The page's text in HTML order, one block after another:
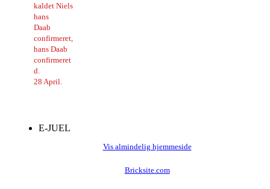
kaldet Niels
hans
Daab
confirmeret,
hans Daab
confirmeret
d.
28 April.
E-JUEL
Vis almindelig hjemmeside
Bricksite.com